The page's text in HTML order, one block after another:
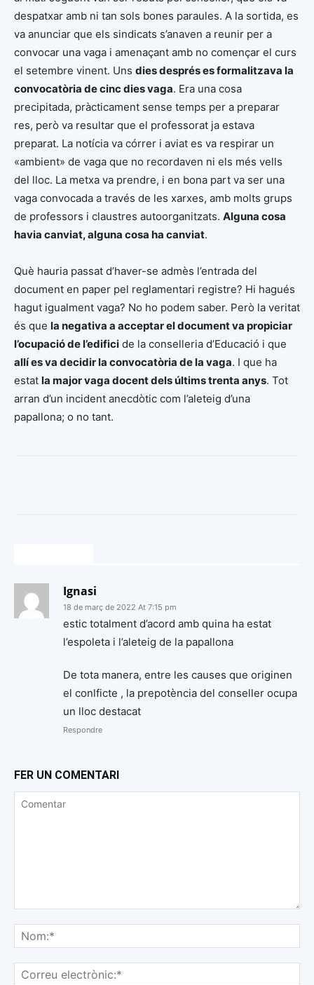
despatxar amb ni tan sols bones paraules. A la sortida, es
va anunciar que els sindicats s’anaven a reunir per a
convocar una vaga i amenaçant amb no començar el curs
el setembre vinent. Uns dies després es formalitzava la
convocatòria de cinc dies vaga. Era una cosa
precipitada, pràcticament sense temps per a preparar
res, però va resultar que el professorat ja estava
preparat. La notícia va córrer i aviat es va respirar un
«ambient» de vaga que no recordaven ni els més vells
del lloc. La metxa va prendre, i en bona part va ser una
vaga convocada a través de les xarxes, amb molts grups
de professors i claustres autoorganitzats. Alguna cosa
havia canviat, alguna cosa ha canviat.
Què hauria passat d’haver-se admès l’entrada del
document en paper pel reglamentari registre? Hi hagués
hagut igualment vaga? No ho podem saber. Però la veritat
és que la negativa a acceptar el document va propiciar
l’ocupació de l’edifici de la conselleria d’Educació i que
allí es va decidir la convocatòria de la vaga. I que ha
estat la major vaga docent dels últims trenta anys. Tot
arran d’un incident anecdòtic com l’aleteig d’una
papallona; o no tant.
Ignasi
18 de març de 2022 At 7:15 pm
estic totalment d’acord amb quina ha estat
l’espoleta i l’aleteig de la papallona
De tota manera, entre les causes que originen
el conlficte , la prepotència del conseller ocupa
un lloc destacat
Respondre
FER UN COMENTARI